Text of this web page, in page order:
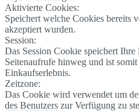
Aktivierte Cookies:
Speichert welche Cookies bereits
akzeptiert wurden.
Session:
Das Session Cookie speichert
Seitenaufrufe hinweg und ist
Einkaufserlebnis.
Zeitzone:
Das Cookie wird verwendet um
des Benutzers zur Verfügung zu